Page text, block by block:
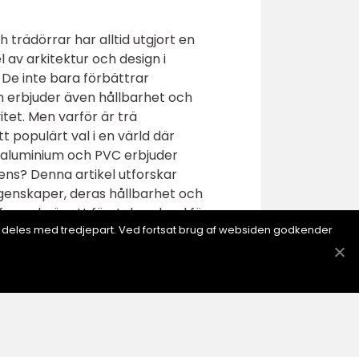
trädörrar har alltid utgjort en
av arkitektur och design i
De inte bara förbättrar
erbjuder även hållbarhet och
Men varför är trä
populärt val i en värld där
och PVC erbjuder
Denna artikel utforskar
deras hållbarhet och
är ett förstahandsval för
med träfönster Naturlig
att förbättra husets
Det naturliga
art som ofta används i
med tredjepart. Ved fortsat brug af websiden godkender